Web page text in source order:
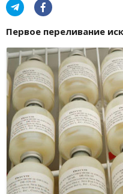
Первое переливание